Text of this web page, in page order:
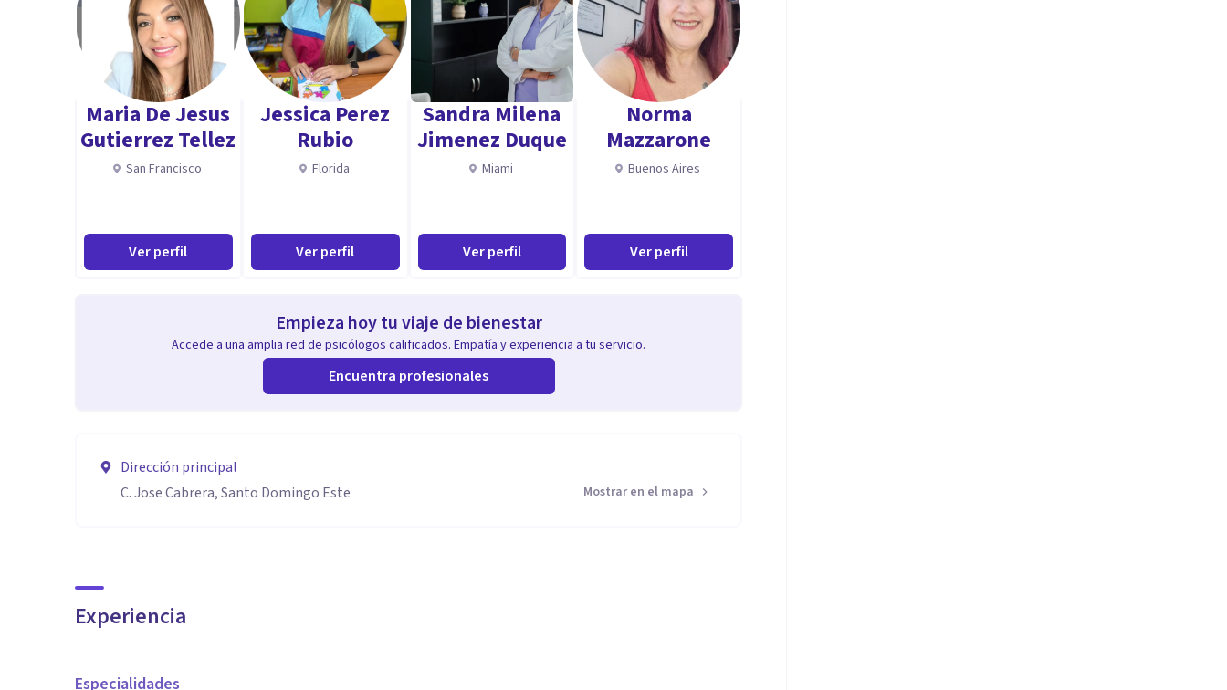
Maria De Jesus
Gutierrez Tellez
San Francisco
Ver perfil
Jessica Perez
Rubio
Florida
Ver perfil
Sandra Milena
Jimenez Duque
Miami
Ver perfil
Norma
Mazzarone
Buenos Aires
Ver perfil
Empieza hoy tu viaje de bienestar
Accede a una amplia red de psicólogos calificados. Empatía y experiencia a tu servicio.
Encuentra profesionales
Dirección principal
C. Jose Cabrera, Santo Domingo Este
Mostrar en el mapa
Experiencia
Especialidades